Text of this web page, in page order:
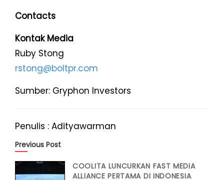
Contacts
Kontak Media
Ruby Stong
rstong@boltpr.com
Sumber: Gryphon Investors
Penulis : Adityawarman
Previous Post
COOLITA LUNCURKAN FAST MEDIA
ALLIANCE PERTAMA DI INDONESIA